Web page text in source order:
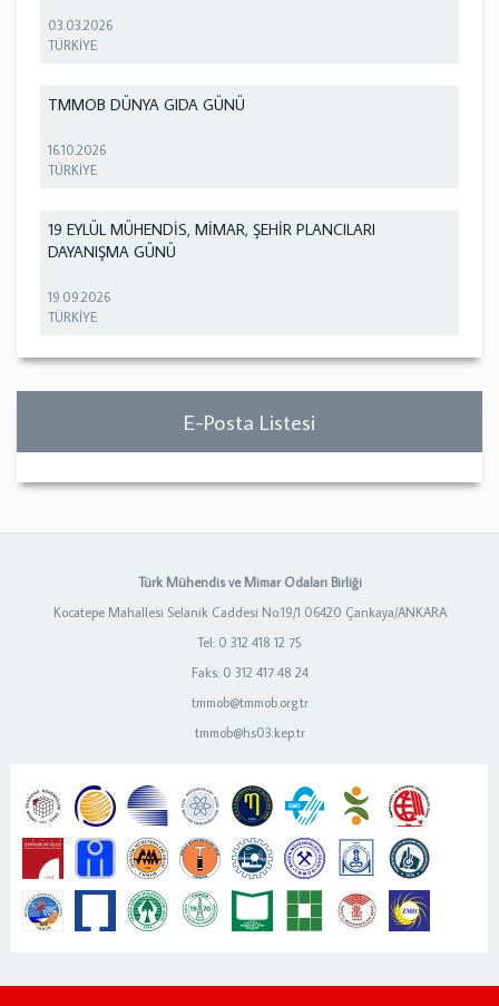
03.03.2026
TÜRKİYE
TMMOB DÜNYA GIDA GÜNÜ
16.10.2026
TÜRKİYE
19 EYLÜL MÜHENDİS, MİMAR, ŞEHİR PLANCILARI
DAYANIŞMA GÜNÜ
19.09.2026
TÜRKİYE
E-Posta Listesi
Türk Mühendis ve Mimar Odaları Birliği
Kocatepe Mahallesi Selanik Caddesi No:19/1 06420 Çankaya/ANKARA
Tel: 0 312 418 12 75
Faks: 0 312 417 48 24
tmmob@tmmob.org.tr
tmmob@hs03.kep.tr